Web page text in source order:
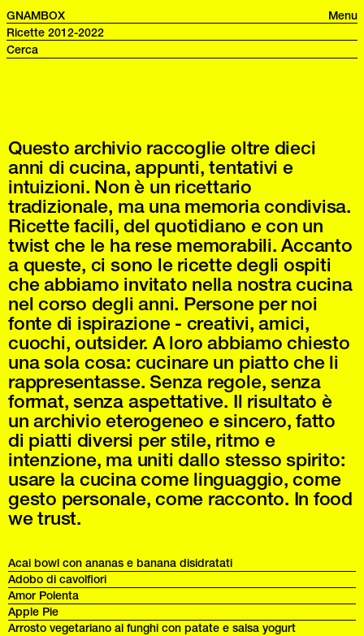
GNAMBOX
Menu
Ricette 2012-2022
Questo archivio raccoglie oltre dieci
anni di cucina, appunti, tentativi e
intuizioni. Non è un ricettario
tradizionale, ma una memoria condivisa.
Ricette facili, del quotidiano e con un
twist che le ha rese memorabili. Accanto
a queste, ci sono le ricette degli ospiti
che abbiamo invitato nella nostra cucina
nel corso degli anni. Persone per noi
fonte di ispirazione - creativi, amici,
cuochi, outsider. A loro abbiamo chiesto
una sola cosa: cucinare un piatto che li
rappresentasse. Senza regole, senza
format, senza aspettative. Il risultato è
un archivio eterogeneo e sincero, fatto
di piatti diversi per stile, ritmo e
intenzione, ma uniti dallo stesso spirito:
usare la cucina come linguaggio, come
gesto personale, come racconto. In food
we trust.
Acai bowl con ananas e banana disidratati
Adobo di cavolfiori
Amor Polenta
Apple Pie
Arrosto vegetariano ai funghi con patate e salsa yogurt